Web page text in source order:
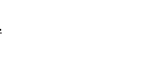
rabat)